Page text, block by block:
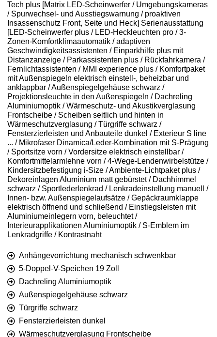
Tech plus [Matrix LED-Scheinwerfer / Umgebungskameras
/ Spurwechsel- und Ausstiegswarnung / proaktiven
Insassenschutz Front, Seite und Heck] Serienausstattung
[LED-Scheinwerfer plus / LED-Heckleuchten pro / 3-
Zonen-Komfortklimaautomatik / adaptiven
Geschwindigkeitsassistenten / Einparkhilfe plus mit
Distanzanzeige / Parkassistenten plus / Rückfahrkamera /
Fernlichtassistenten / MMI experience plus / Komfortpaket
mit Außenspiegeln elektrisch einstell-, beheizbar und
anklappbar / Außenspiegelgehäuse schwarz /
Projektionsleuchte in den Außenspiegeln / Dachreling
Aluminiumoptik / Wärmeschutz- und Akustikverglasung
Frontscheibe / Scheiben seitlich und hinten in
Wärmeschutzverglasung / Türgriffe schwarz /
Fensterzierleisten und Anbauteile dunkel / Exterieur S line
... / Mikrofaser Dinamica/Leder-Kombination mit S-Prägung
/ Sportsitze vorn / Vordersitze elektrisch einstellbar /
Komfortmittelarmlehne vorn / 4-Wege-Lendenwirbelstütze /
Kindersitzbefestigung i-Size / Ambiente-Lichtpaket plus /
Dekoreinlagen Aluminium matt gebürstet / Dachhimmel
schwarz / Sportlederlenkrad / Lenkradeinstellung manuell /
Innen- bzw. Außenspiegelaufsätze / Gepäckraumklappe
elektrisch öffnend und schließend / Einstiegsleisten mit
Aluminiumeinlegern vorn, beleuchtet /
Interieurapplikationen Aluminiumoptik / S-Emblem im
Lenkradgriffe / Kontrastnaht
Anhängevorrichtung mechanisch schwenkbar
5-Doppel-V-Speichen 19 Zoll
Dachreling Aluminiumoptik
Außenspiegelgehäuse schwarz
Türgriffe schwarz
Fensterzierleisten dunkel
Wärmeschutzverglasung Frontscheibe